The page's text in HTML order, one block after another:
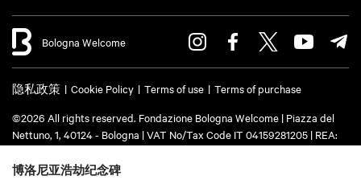
博洛尼亚浩劫纪念碑
Bologna Welcome
隐私政策 Cookie Policy Terms of use
Terms of purchase
©2026 All rights reserved. Fondazione Bologna Welcome | Piazza del
Nettuno, 1, 40124 - Bologna | VAT No/Tax Code IT 04159281205 | REA:
PEC:fondazionebolognawelcome@legalmail.it